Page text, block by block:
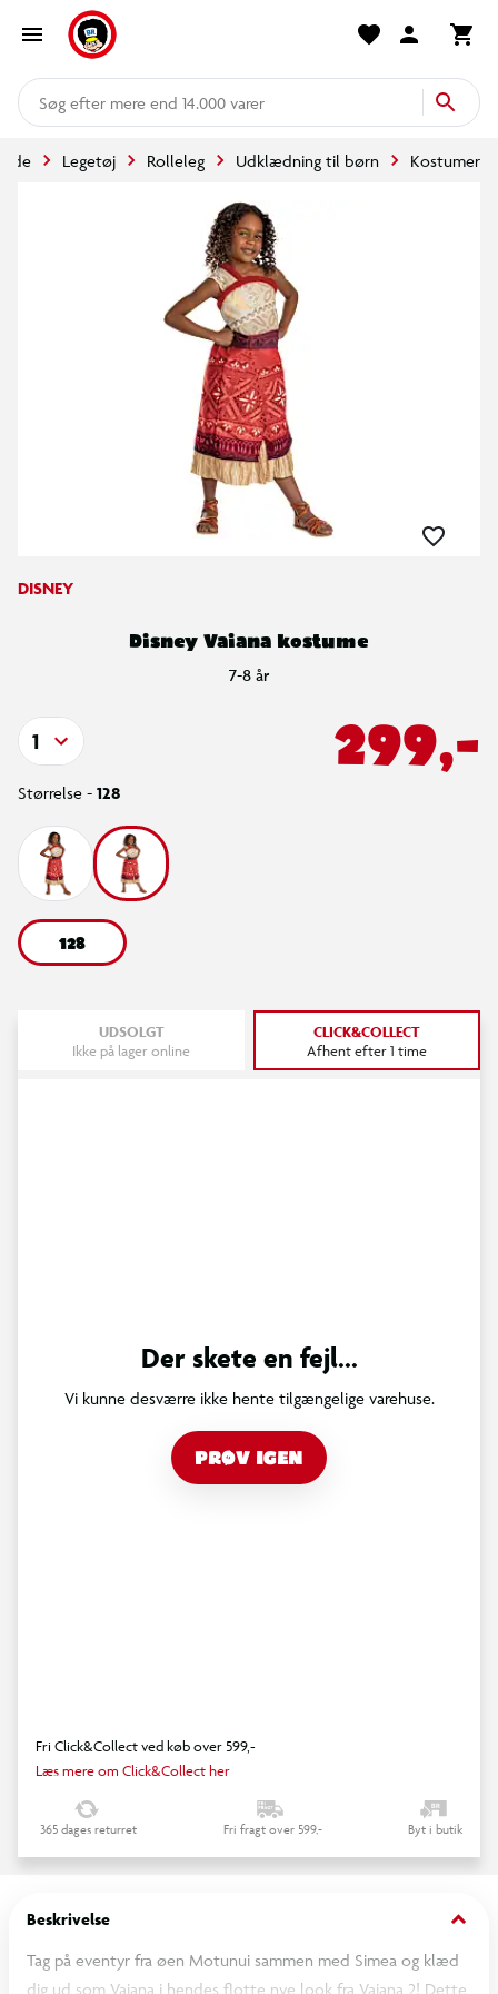
mere end 14.000 varer
Legetøj Rolleleg Udklædning til børn Kostumer
DISNEY
Disney Vaiana kostume
7-8 år
Størrelse - 128
128
299,-
1
UDSOLGT
Ikke på lager online
CLICK&COLLECT
Afhent efter 1 time
Der skete en fejl...
Vi kunne desværre ikke hente tilgængelige varehuse.
PRØV IGEN
Fri Click&Collect ved køb over 599,-
Læs mere om Click&Collect her
365 dages returret Fri fragt over 599,- Byt i butik
Beskrivelse keyboard_arrow_down
Tag på eventyr fra øen Motunui sammen med Simea og klæd
dig ud som Vaiana i hendes flotte nye look fra Vaiana 2! Dette